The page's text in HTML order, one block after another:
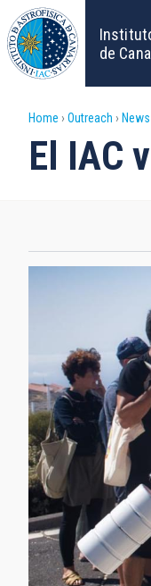
Skip
to
main
content
de
Home Outreach News
El IAC